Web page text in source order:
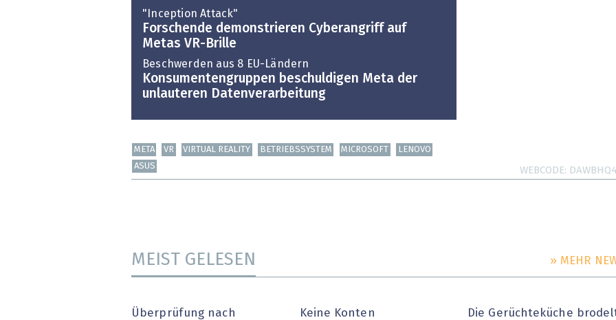
"Inception Attack"
Forschende demonstrieren Cyberangriff auf
Metas VR-Brille
Beschwerden aus 8 EU-Ländern
Konsumentengruppen beschuldigen Meta der
unlauteren Datenverarbeitung
META VR VIRTUAL REALITY BETRIEBSSYSTEM MICROSOFT
LENOVO
ASUS
WEBCODE
MEIST GELESEN » MEHR
Überprüfung nach
Keine Konten
Die Gerüchteküche